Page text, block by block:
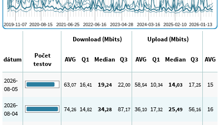
Download (Mbits) Upload (Mbits)
dátum
Počet
testov
AVG Q1 Median Q3 AVG Q1 Median Q3 AVG
2026-
08-05
63,07 16,41 19,24 22,00 58,54 10,34 14,03 17,25 15
2026-
08-04
74,26 14,82 34,28 87,17 36,10 17,32 25,49 56,16 16